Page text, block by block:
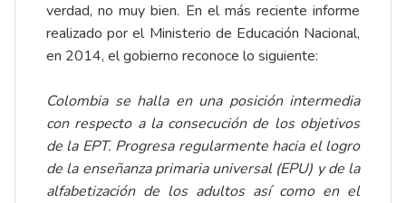
verdad, no muy bien. En el más reciente informe
realizado por el Ministerio de Educación Nacional,
en 2014, el gobierno reconoce lo siguiente:
Colombia se halla en una posición intermedia
con respecto a la consecución de los objetivos
de la EPT. Progresa regularmente hacia el logro
de la enseñanza primaria universal (EPU) y de la
alfabetización de los adultos asícomo en el